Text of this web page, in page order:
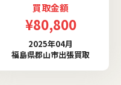
買取金額
¥80,800
2025年04月
福島県郡山市出張買取